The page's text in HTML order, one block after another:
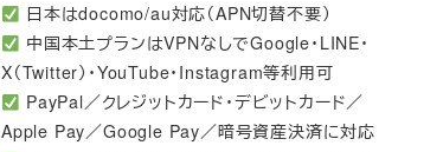
日本はdocomo/au対応（APN切替不要）
中国本土プランはVPNなしでGoogle・LINE・
X（Twitter）・YouTube・Instagram等利用可
PayPal／クレジットカード・デビットカード／
Apple Pay／Google Pay／暗号資産決済に対応